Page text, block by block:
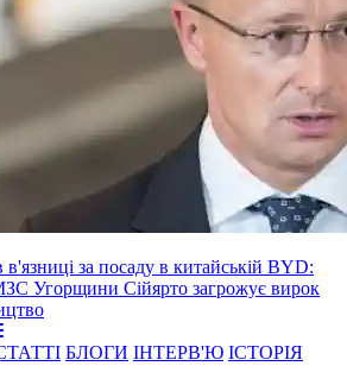
в'язниці за посаду в китайській BYD:
Угорщини Сійярто загрожує вирок
БЛОГИ ІНТЕРВ'Ю ІСТОРІЯ